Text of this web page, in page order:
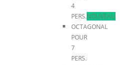
4
PERS.NOUVEAU
OCTAGONAL
POUR
7
PERS.